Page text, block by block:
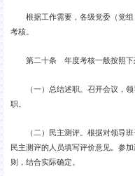
根据工作需要，各级党委（党组
考核。
第二十条 年度考核一般按照下
（一）总结述职。召开会议，领
职。
（二）民主测评。根据对领导班
民主测评的人员填写评价意见。参
则，结合实际确定。